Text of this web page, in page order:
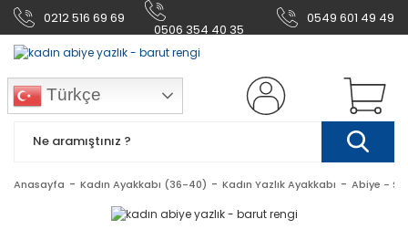
0212 516 69 69
0506 354 40 35
0549 601 49 49
Türkçe
Anasayfa Kadın Ayakkabı (36-40) Kadın Yazlık Ayakkabı Abiye -